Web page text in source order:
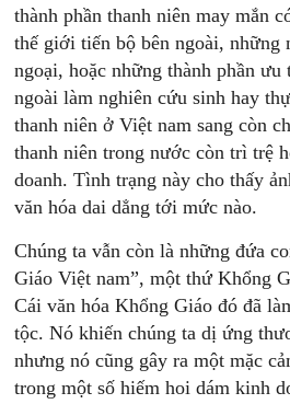
thành phần thanh niên may mắn
thế giới tiến bộ bên ngoài,
ngoại, hoặc những thành phần
ngoài làm nghiên cứu sinh hay
thanh niên ở Việt nam sang còn
thanh niên trong nước còn trì trệ
doanh. Tình trạng này cho thấy
văn hóa dai dẳng tới mức nào.
Chúng ta vẫn còn là những đứa
Giáo Việt nam”, một thứ Khổng
Cái văn hóa Khổng Giáo đó đã
tộc. Nó khiến chúng ta dị ứng
nhưng nó cũng gây ra một mặc
trong một số hiếm hoi dám kinh